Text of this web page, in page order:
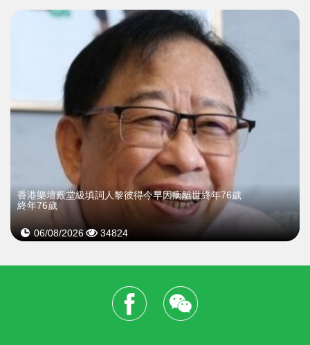
​香港樂壇殿堂級填詞人黎彼得今早因病離世終年76歲
終年76歲
06/08/2026 34824